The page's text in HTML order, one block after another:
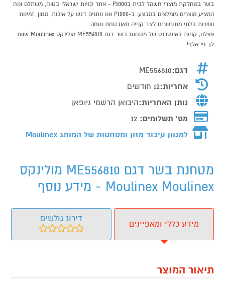
בשר במחלקת מוצרי חשמל לבית בP1000 - אתר קניות ישראלי בטוח, משתלם ונוח
המציע מוצרים מומלצים במבצע. ב-P1000 אנו נותנים דגש על איכות, מגוון, זמינות
ושירות בלתי מתפשרים לצד קנייה מאובטחת ונוחה.
אצלנו, קניות באינטרנט של מטחנת בשר דגם ME556810 מולינקס Moulinex שוות
לך פי אלף!
דגם:ME556810
אחריות:12 חודשים
נותן האחריות:היבואן הרשמי ניופאן
מס' תשלומים: 12
למגוון עיבוד מזון ומסחטות של המותג Moulinex
מטחנת בשר דגם ME556810 מולינקס
Moulinex Moulinex - מידע נוסף
מידע כללי ומאפיינים
דירוג גולשים
תיאור המוצר